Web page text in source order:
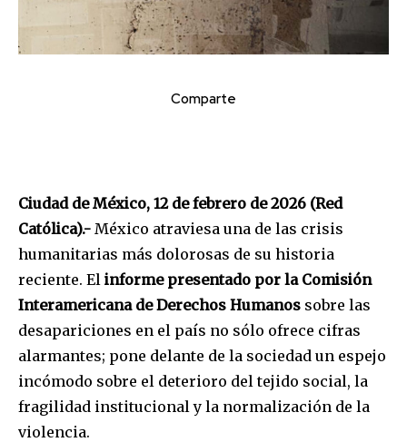
Comparte
Ciudad de México, 12 de febrero de 2026 (Red
Católica).- México atraviesa una de las crisis
humanitarias más dolorosas de su historia
reciente. El informe presentado por la Comisión
Interamericana de Derechos Humanos sobre las
desapariciones en el país no sólo ofrece cifras
alarmantes; pone delante de la sociedad un espejo
incómodo sobre el deterioro del tejido social, la
fragilidad institucional y la normalización de la
violencia.